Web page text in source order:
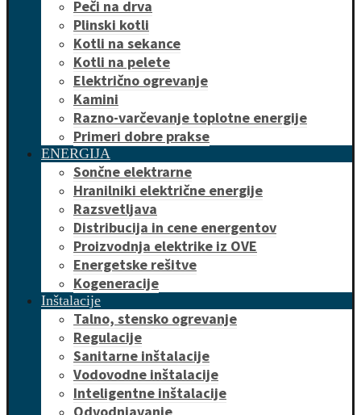
Peči na drva
Plinski kotli
Kotli na sekance
Kotli na pelete
Električno ogrevanje
Kamini
Razno-varčevanje toplotne energije
Primeri dobre prakse
ENERGIJA
Sončne elektrarne
Hranilniki električne energije
Razsvetljava
Distribucija in cene energentov
Proizvodnja elektrike iz OVE
Energetske rešitve
Kogeneracije
Inštalacije
Talno, stensko ogrevanje
Regulacije
Sanitarne inštalacije
Vodovodne inštalacije
Inteligentne inštalacije